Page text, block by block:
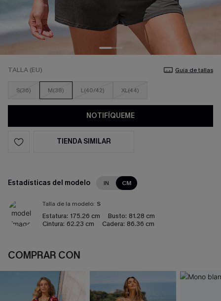
TALLA (EU) Guía de tallas
S(36) M(38) L(40/42) XL(44)
NOTIFÍQUEME
TIENDA SIMILAR
Estadísticas del modelo IN CM
Talla de la modelo: S
Estatura: 175.26 cm Busto: 81.28 cm
Cintura: 62.23 cm Cadera: 86.36 cm
COMPRAR CON